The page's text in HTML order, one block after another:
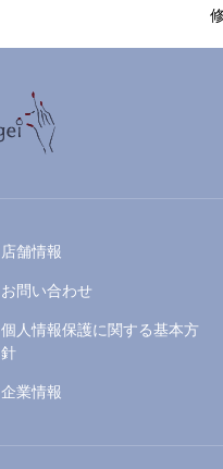
店舗情報
お問い合わせ
個人情報保護に関する基本方
針
企業情報